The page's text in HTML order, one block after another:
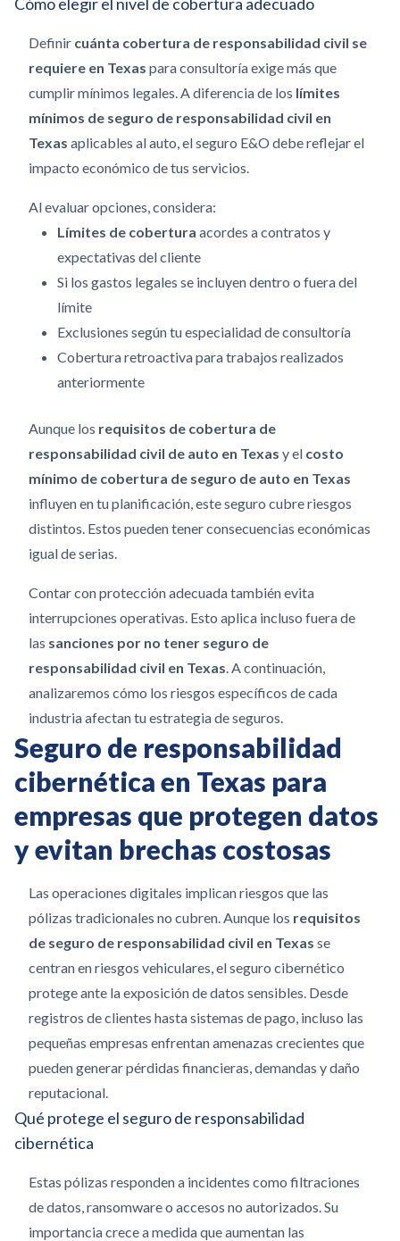
Definir cuánta cobertura de responsabilidad civil se
requiere en Texas para consultoría exige más que
cumplir mínimos legales. A diferencia de los límites
mínimos de seguro de responsabilidad civil en
Texas aplicables al auto, el seguro E&O debe reflejar el
impacto económico de tus servicios.
Al evaluar opciones, considera:
Límites de cobertura acordes a contratos y
expectativas del cliente
Si los gastos legales se incluyen dentro o fuera del
límite
Exclusiones según tu especialidad de consultoría
Cobertura retroactiva para trabajos realizados
anteriormente
Aunque los requisitos de cobertura de
responsabilidad civil de auto en Texas y el costo
mínimo de cobertura de seguro de auto en Texas
influyen en tu planificación, este seguro cubre riesgos
distintos. Estos pueden tener consecuencias económicas
igual de serias.
Contar con protección adecuada también evita
interrupciones operativas. Esto aplica incluso fuera de
las sanciones por no tener seguro de
responsabilidad civil en Texas. A continuación,
analizaremos cómo los riesgos específicos de cada
industria afectan tu estrategia de seguros.
Seguro de responsabilidad
cibernética en Texas para
empresas que protegen datos
y evitan brechas costosas
Las operaciones digitales implican riesgos que las
pólizas tradicionales no cubren. Aunque los requisitos
de seguro de responsabilidad civil en Texas se
centran en riesgos vehiculares, el seguro cibernético
protege ante la exposición de datos sensibles. Desde
registros de clientes hasta sistemas de pago, incluso las
pequeñas empresas enfrentan amenazas crecientes que
pueden generar pérdidas financieras, demandas y daño
reputacional.
Qué protege el seguro de responsabilidad
cibernética
Estas pólizas responden a incidentes como filtraciones
de datos, ransomware o accesos no autorizados. Su
importancia crece a medida que aumentan las